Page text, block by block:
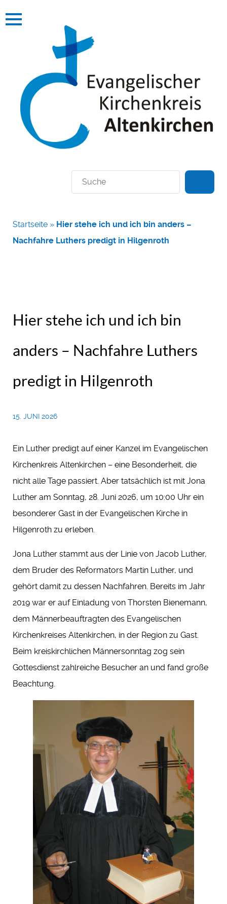
Suchen
Startseite » Hier stehe ich und ich bin anders –
Nachfahre Luthers predigt in Hilgenroth
Hier stehe ich und ich bin
anders – Nachfahre Luthers
predigt in Hilgenroth
15. JUNI 2026
Ein Luther predigt auf einer Kanzel im Evangelischen
Kirchenkreis Altenkirchen – eine Besonderheit, die
nicht alle Tage passiert. Aber tatsächlich ist mit Jona
Luther am Sonntag, 28. Juni 2026, um 10:00 Uhr ein
besonderer Gast in der Evangelischen Kirche in
Hilgenroth zu erleben.
Jona Luther stammt aus der Linie von Jacob Luther,
dem Bruder des Reformators Martin Luther, und
gehört damit zu dessen Nachfahren. Bereits im Jahr
2019 war er auf Einladung von Thorsten Bienemann,
dem Männerbeauftragten des Evangelischen
Kirchenkreises Altenkirchen, in der Region zu Gast.
Beim kreiskirchlichen Männersonntag zog sein
Gottesdienst zahlreiche Besucher an und fand große
Beachtung.